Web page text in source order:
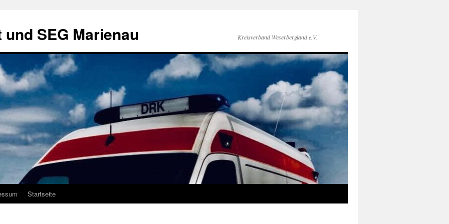
SEG Marienau Kreisverband Weserbergland e.V.
Startseite